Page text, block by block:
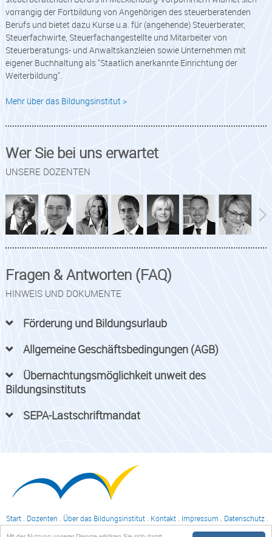
vorrangig der Fortbildung von Angehörigen des steuerberatenden
Berufs und bietet dazu Kurse u.a. für (angehende) Steuerberater,
Steuerfachwirte, Steuerfachangestellte und Mitarbeiter von
Steuerberatungs- und Anwaltskanzleien sowie Unternehmen mit
eigener Buchhaltung als "Staatlich anerkannte Einrichtung der
Weiterbildung".
Mehr über das Bildungsinstitut >
Wer Sie bei uns erwartet
UNSERE DOZENTEN
Fragen & Antworten (FAQ)
HINWEIS UND DOKUMENTE
Förderung und Bildungsurlaub
Allgemeine Geschäftsbedingungen (AGB)
Übernachtungsmöglichkeit unweit des
Bildungsinstituts
SEPA-Lastschriftmandat
Start Dozenten Über das Bildungsinstitut Kontakt Impressum Datenschutz